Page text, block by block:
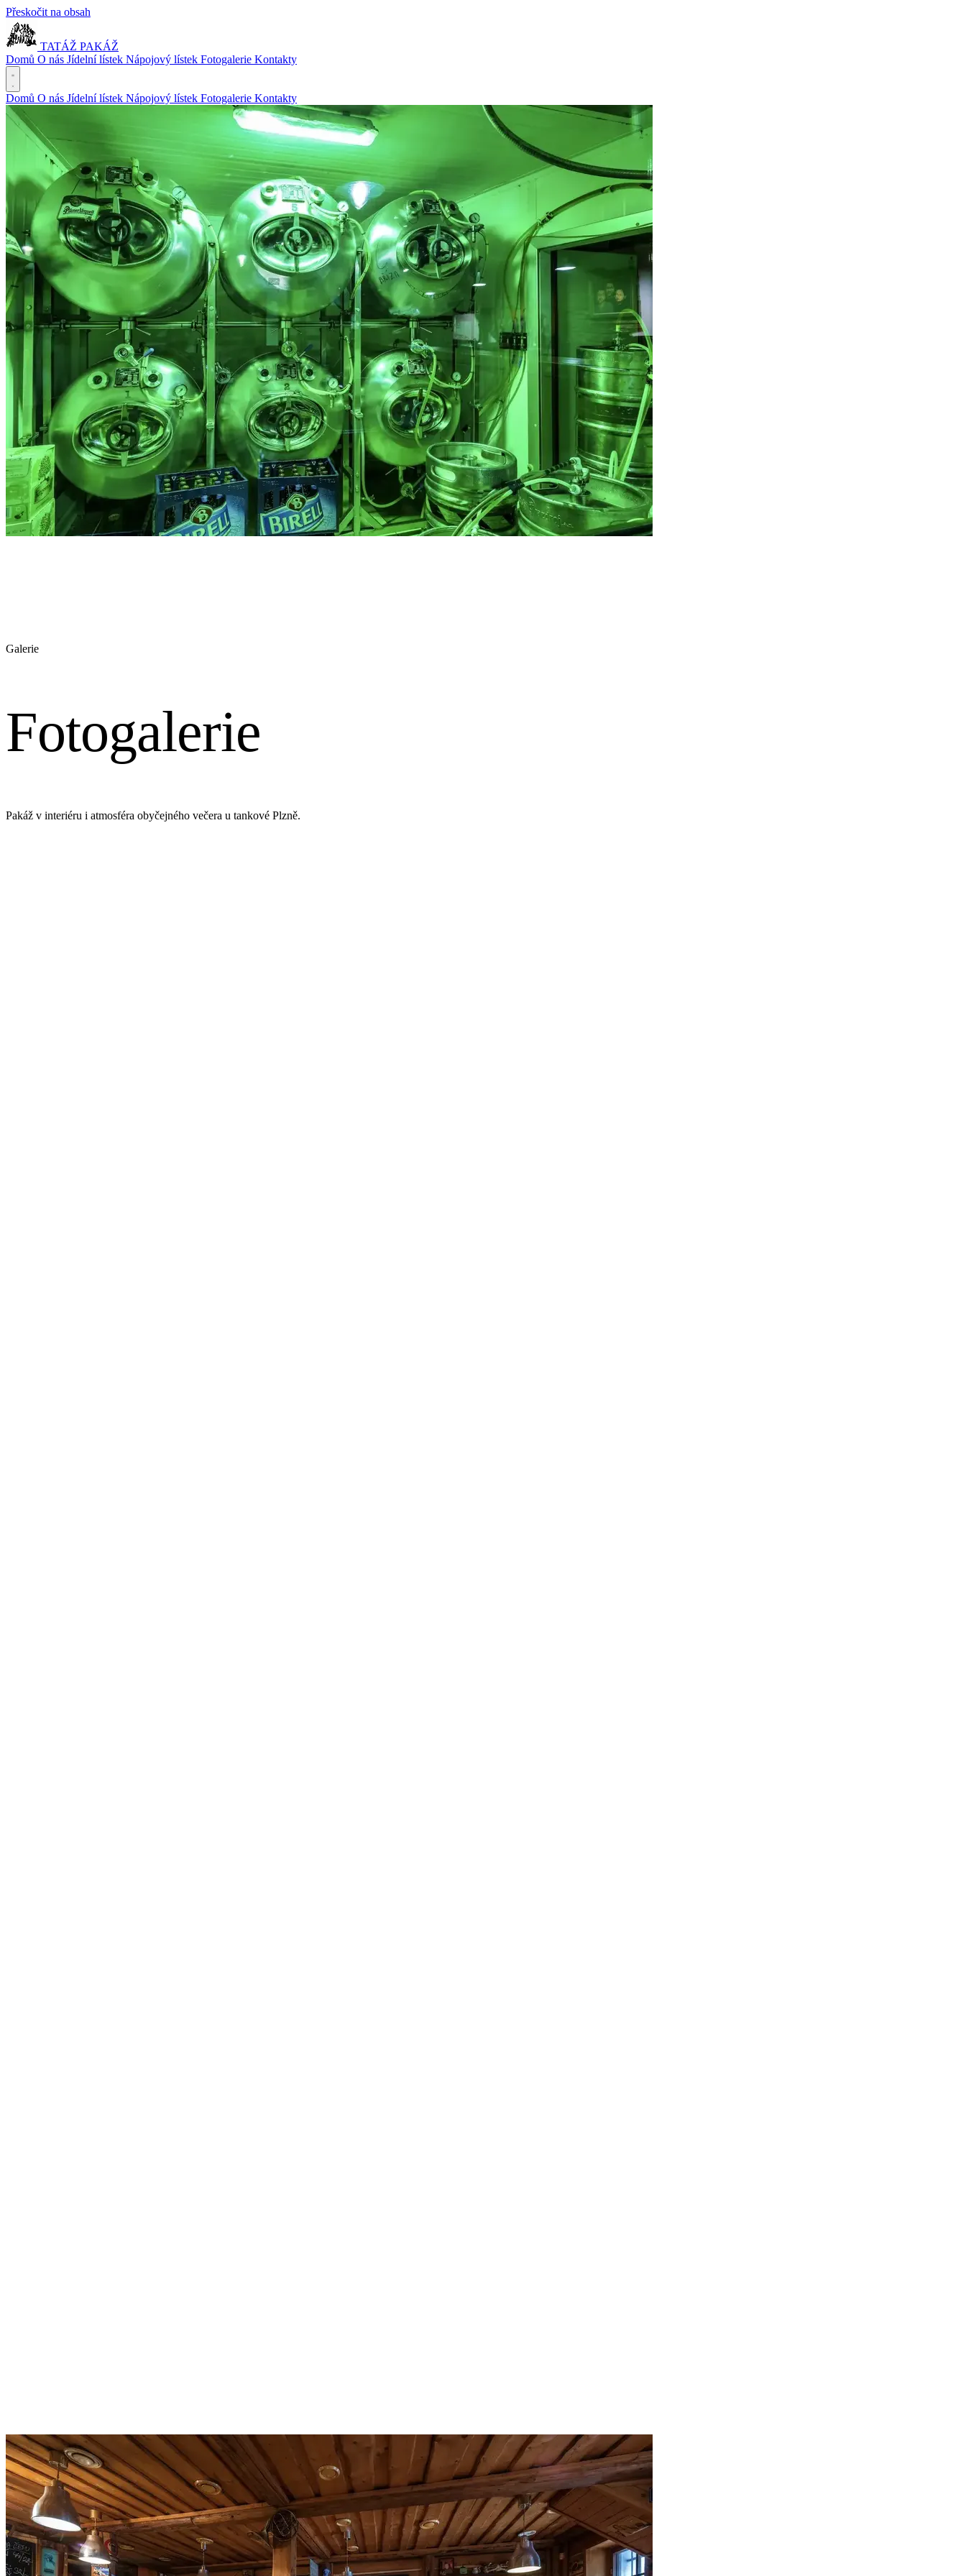
Přeskočit na obsah
TATÁŽ PAKÁŽ
Domů O nás Jídelní lístek Nápojový lístek Fotogalerie Kontakty
Domů O nás Jídelní lístek Nápojový lístek Fotogalerie Kontakty
Galerie
Fotogalerie
Pakáž v interiéru i atmosféra obyčejného večera u tankové Plzně.